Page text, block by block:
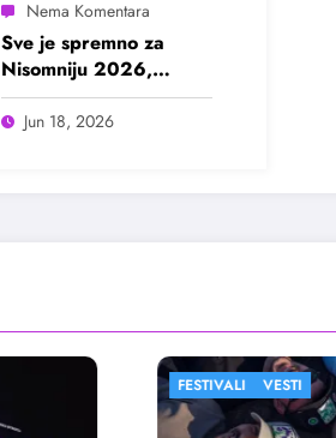
Sve je spremno za
Nisomniju 2026,
pogledajte program
Jun 18, 2026
FESTIVALI